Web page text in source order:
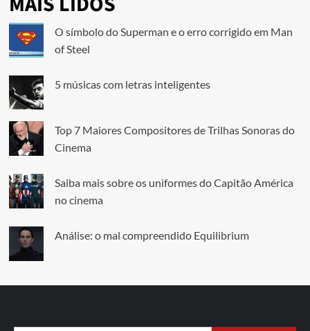
O símbolo do Superman e o erro corrigido em Man
of Steel
5 músicas com letras inteligentes
Top 7 Maiores Compositores de Trilhas Sonoras do
Cinema
Saiba mais sobre os uniformes do Capitão América
no cinema
Análise: o mal compreendido Equilibrium